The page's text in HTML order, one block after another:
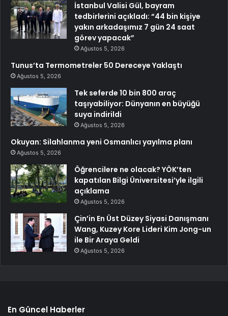
İstanbul Valisi Gül, bayram
tedbirlerini açıkladı: “44 bin kişiye
yakın arkadaşımız 7 gün 24 saat
görev yapacak”
Ağustos 5, 2026
Tunus’ta Termometreler 50 Dereceye Yaklaştı
Ağustos 5, 2026
Tek seferde 10 bin 800 araç
taşıyabiliyor: Dünyanın en büyüğü
suya indirildi
Ağustos 5, 2026
Okuyan: Silahlanma yeni Osmanlıcı yayılma planı
Ağustos 5, 2026
Öğrencilere ne olacak? YÖK’ten
kapatılan Bilgi Üniversitesi’yle ilgili
açıklama
Ağustos 5, 2026
Çin’in En Üst Düzey Siyasi Danışmanı
Wang, Kuzey Kore Lideri Kim Jong-un
ile Bir Araya Geldi
Ağustos 5, 2026
En Güncel Haberler